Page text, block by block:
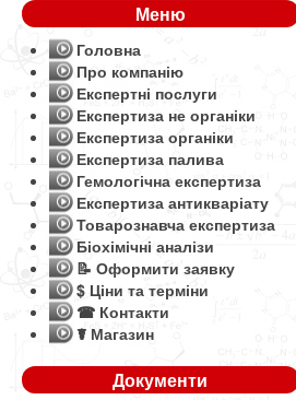
Меню
Головна
Про компанію
Експертні послуги
Експертиза не органіки
Експертиза органіки
Експертиза палива
Гемологічна експертиза
Експертиза антикваріату
Товарознавча експертиза
Біохімічні аналізи
📝 Оформити заявку
$ Ціни та терміни
☎ Контакти
☤ Магазин
Документи